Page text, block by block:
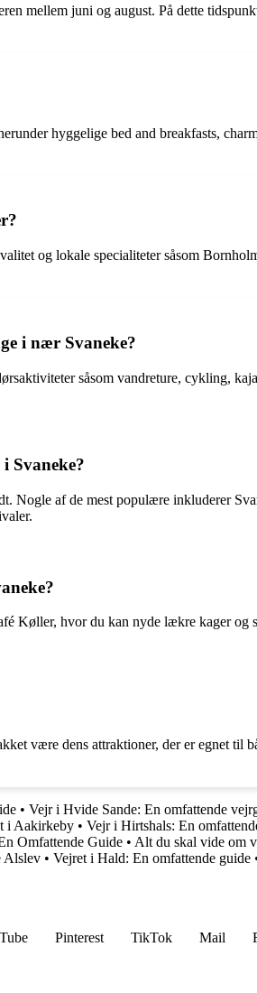
mellem juni og august. På dette
hyggelige bed and breakfasts,
og lokale specialiteter såsom
i nær Svaneke?
såsom vandreture, cykling,
Svaneke?
Nogle af de mest populære inkluderer
Køller, hvor du kan nyde lækre kager
være dens attraktioner, der er egnet
• Vejr i Hvide Sande: En omfattende
i Aakirkeby • Vejr i Hirtshals: En
Omfattende Guide • Alt du skal vide om
Alslev • Vejret i Hald: En omfattende guide
Pinterest TikTok Mail